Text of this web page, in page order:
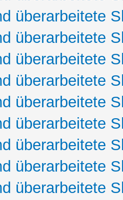
überarbeitete
überarbeitete
überarbeitete
überarbeitete
überarbeitete
überarbeitete
überarbeitete
überarbeitete
überarbeitete